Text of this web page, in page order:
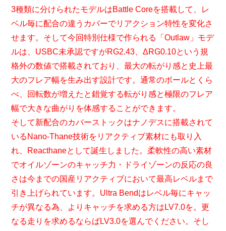
3種類に分けられたモデルはBattle Coreを搭載して、レ
ベル毎に配合の違うカバーでリアクション特性を変化さ
せます。そして今回特別仕様で作られる「Outlaw」モデ
ルは、USBC未承認ですがRG2.43、ΔRG0.10という規
格外の数値で搭載されており、最大の転がり感と史上最
大のフレア幅を生み出す設計です。通常のボールとくら
べ、回転数が増えたと錯覚する転がり感と極限のフレア
幅で大きな曲がりを体感することができます。
そして新配合のカバーストックはナノデスに搭載されて
いるNano-Thane技術をリアクティブ素材にも取り入
れ、Reacthaneとして誕生しました。柔軟性の高い素材
でオイルゾーンのキャッチ力・ドライゾーンの反応の良
さは今までの国産リアクティブにおいて最高レベルまで
引き上げられています。Ultra Bendはレベル毎にキャッ
チが異なる為、よりキャッチを求める方はLV7.0を。更
なる走りを求めるならばLV3.0を選んでください。そし